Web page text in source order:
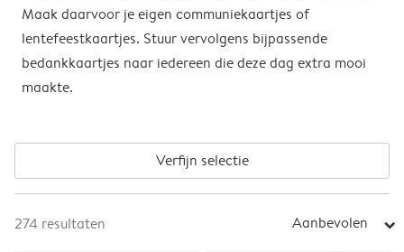
Maak daarvoor je eigen communiekaartjes of
lentefeestkaartjes. Stuur vervolgens bijpassende
bedankkaartjes naar iedereen die deze dag extra mooi
maakte.
Verfijn selectie
274 resultaten Aanbevolen arrow_right